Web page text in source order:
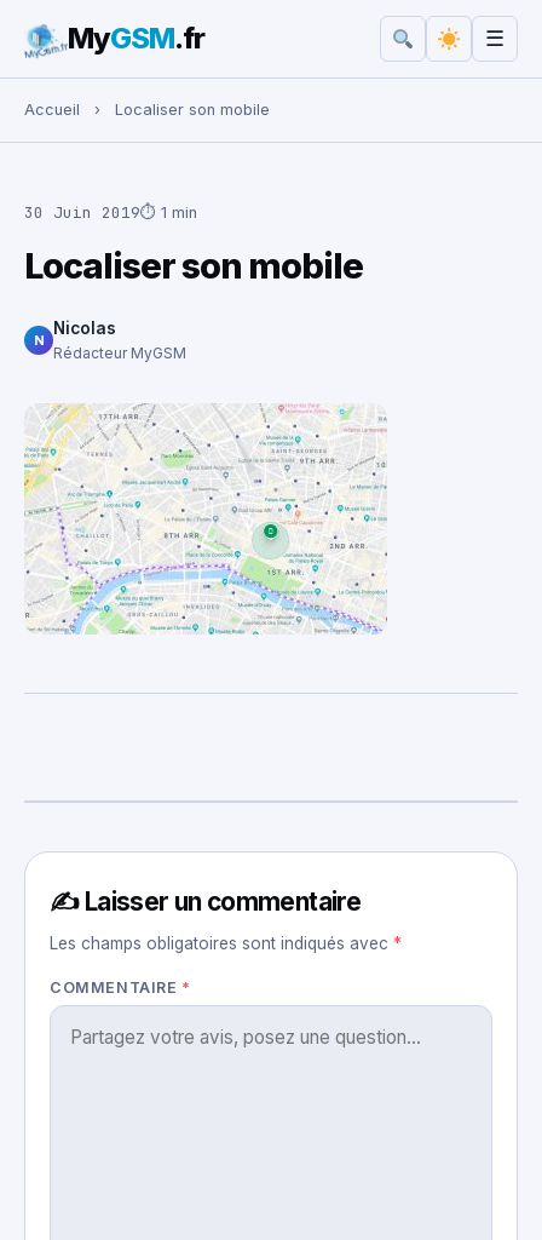
Rechercher :
MyGSM.fr ☰
Accueil › Localiser son mobile
30 Juin 2019⏱ 1 min
Localiser son mobile
N
Nicolas
Rédacteur MyGSM
✍️ Laisser un commentaire
Les champs obligatoires sont indiqués avec *
COMMENTAIRE *